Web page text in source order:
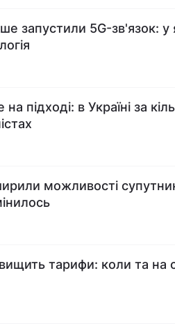
запустили 5G-зв'язок: у
на підході: в Україні за
можливості
тарифи: коли та на